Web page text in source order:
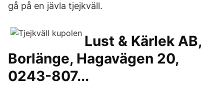
gå på en jävla tjejkväll.
Lust & Kärlek AB,
Borlänge, Hagavägen 20,
0243-807...